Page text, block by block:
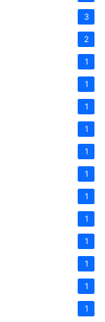
3
2
1
1
1
1
1
1
1
1
1
1
1
1